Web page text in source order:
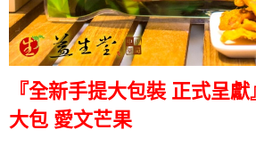
『全新手提大包裝 正式呈
大包 愛文芒果